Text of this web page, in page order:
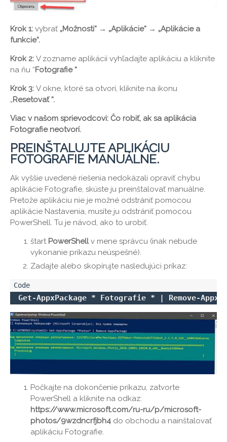
Krok 1: vybrať „Možnosti“ → „Aplikácie“ → „Aplikácie a
funkcie“.
Krok 2: V zozname aplikácií vyhľadajte aplikáciu a kliknite
na ňu “Fotografie “
Krok 3: V okne, ktoré sa otvorí, kliknite na ikonu
„Resetovať “.
Viac v našom sprievodcovi: Čo robiť, ak sa aplikácia
Fotografie neotvorí.
PREINŠTALUJTE APLIKÁCIU
FOTOGRAFIE MANUÁLNE.
Ak vyššie uvedené riešenia nedokázali opraviť chybu
aplikácie Fotografie, skúste ju preinštalovať manuálne.
Pretože aplikáciu nie je možné odstrániť pomocou
aplikácie Nastavenia, musíte ju odstrániť pomocou
PowerShell. Tu je návod, ako to urobiť.
štart PowerShellv mene správcu (inak nebude
vykonanie príkazu neúspešné).
Zadajte alebo skopírujte nasledujúci príkaz:
Get-AppxPackage * Fotografie * | Remove-
Počkajte na dokončenie príkazu, zatvorte
PowerShell a kliknite na odkaz:
https://www.microsoft.com/ru-ru/p/microsoft-
photos/9wzdncrfjbh4 do obchodu a nainštalovať
aplikáciu Fotografie.